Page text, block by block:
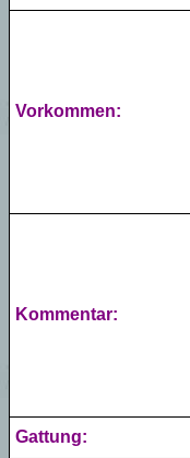
Vorkommen:
Kommentar:
Gattung: